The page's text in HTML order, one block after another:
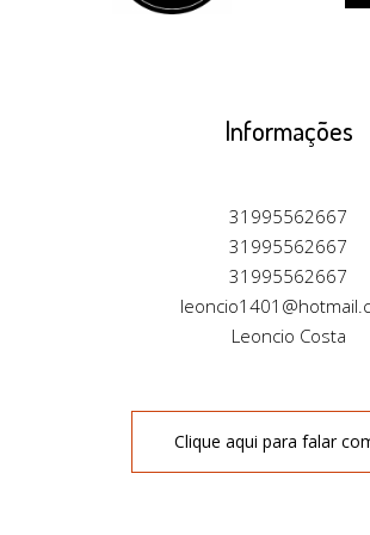
Informações
31995562667
31995562667
31995562667
Leoncio Costa
Clique aqui para falar